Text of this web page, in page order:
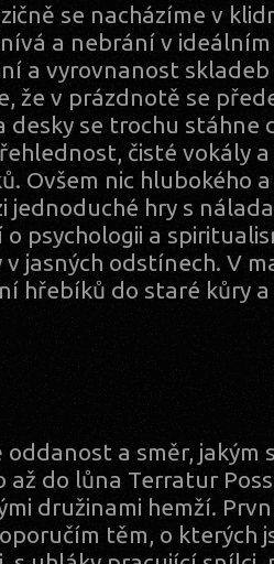
se nacházíme v
a nebrání v
a vyrovnanost
že v prázdnotě se
desky se trochu stáhne
čisté vokály
Ovšem nic hlubokého
jednoduché hry s
psychologii a
jasných odstínech. V
hřebíků do staré kůry
oddanost a směr, jakým
až do lůna Terratur
družinami hemží.
těm, o kterých